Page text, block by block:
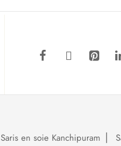
Saris en soie Kanchipuram